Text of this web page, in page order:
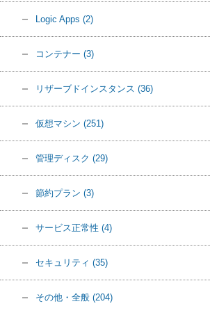
Logic Apps (2)
コンテナー (3)
リザーブドインスタンス (36)
仮想マシン (251)
管理ディスク (29)
節約プラン (3)
サービス正常性 (4)
セキュリティ (35)
その他・全般 (204)